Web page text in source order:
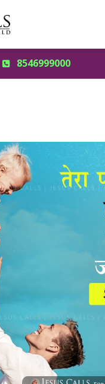
8546999000